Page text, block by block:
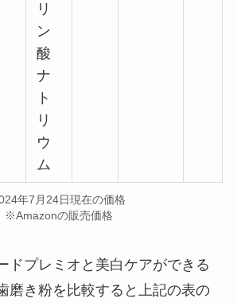
リ
ン
酸
ナ
ト
リ
ウ
ム
年7月24日現在の価格
※Amazonの販売価格
ドプレミオと美白ケアができる
磨き粉を比較すると上記の表の